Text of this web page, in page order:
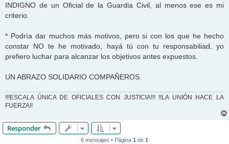
INDIGNO de un Oficial de la Guardia Civil, al menos ese es mi
criterio.
* Podría dar muchos más motivos, pero si con los que he hecho
constar NO te he motivado, hayá tú con tu responsabiliad, yo
prefiero luchar para alcanzar los objetivos antes expuestos.
UN ABRAZO SOLIDARIO COMPAÑEROS.
!!!ESCALA ÚNICA DE OFICIALES CON JUSTICIA!!! !!LA UNIÓN HACE LA
FUERZA!!
Responder
6 mensajes • Página 1 de 1